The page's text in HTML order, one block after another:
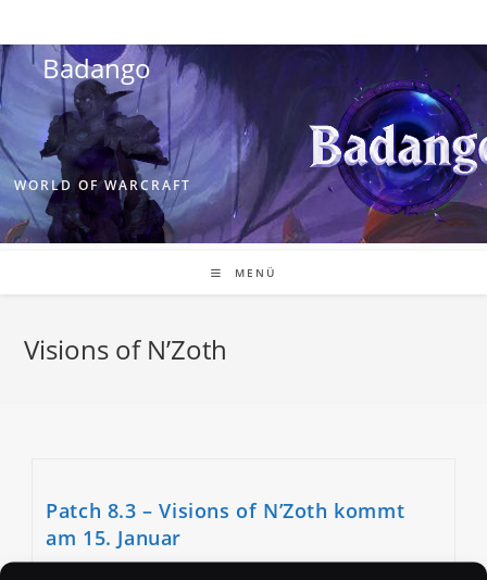
Inhalt
springenBadango
WORLD OF WARCRAFT
MENÜ
Visions of N’Zoth
Patch 8.3 – Visions of N’Zoth kommt
am 15. Januar